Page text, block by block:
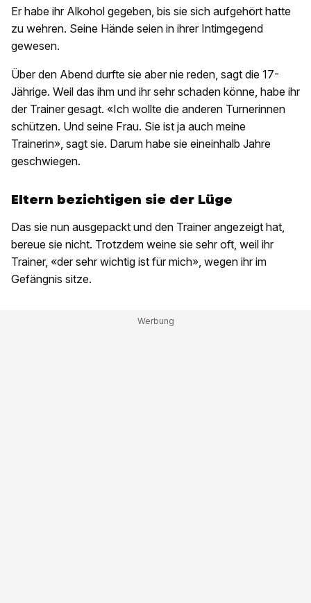
Er habe ihr Alkohol gegeben, bis sie sich aufgehört hatte
zu wehren. Seine Hände seien in ihrer Intimgegend
gewesen.
Über den Abend durfte sie aber nie reden, sagt die 17-
Jährige. Weil das ihm und ihr sehr schaden könne, habe ihr
der Trainer gesagt. «Ich wollte die anderen Turnerinnen
schützen. Und seine Frau. Sie ist ja auch meine
Trainerin», sagt sie. Darum habe sie eineinhalb Jahre
geschwiegen.
Eltern bezichtigen sie der Lüge
Das sie nun ausgepackt und den Trainer angezeigt hat,
bereue sie nicht. Trotzdem weine sie sehr oft, weil ihr
Trainer, «der sehr wichtig ist für mich», wegen ihr im
Gefängnis sitze.